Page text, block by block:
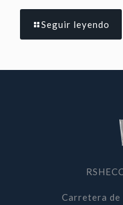
Seguir leyendo
Carretera de